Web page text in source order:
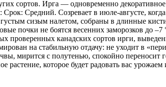
сортов. Ирга — одновременно
Средний. Созревает в июле-августе,
сизым налетом, собраны в длинные
почки не боятся весенних заморозков до
канадских сортов ирги,
на стабильную отдачу: не уходит в
мирится с полутенью, спокойно
растение, которое будет радовать вас